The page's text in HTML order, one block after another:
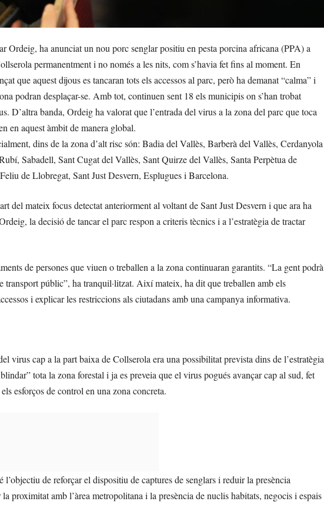
Ordeig, ha anunciat un nou porc senglar positiu en pesta porcina africana (PPA) a
permanentment i no només a les nits, com s’havia fet fins al moment. En
que aquest dijous es tancaran tots els accessos al parc, però ha demanat “calma” i
podran desplaçar-se. Amb tot, continuen sent 18 els municipis on s’han trobat
D’altra banda, Ordeig ha valorat que l’entrada del virus a la zona del parc que toca
en aquest àmbit de manera global.
dins de la zona d’alt risc són: Badia del Vallès, Barberà del Vallès, Cerdanyola
Sabadell, Sant Cugat del Vallès, Sant Quirze del Vallès, Santa Perpètua de
de Llobregat, Sant Just Desvern, Esplugues i Barcelona.
del mateix focus detectat anteriorment al voltant de Sant Just Desvern i que ara ha
la decisió de tancar el parc respon a criteris tècnics i a l’estratègia de tractar
de persones que viuen o treballen a la zona continuaran garantits. “La gent podrà
transport públic”, ha tranquil·litzat. Així mateix, ha dit que treballen amb els
i explicar les restriccions als ciutadans amb una campanya informativa.
virus cap a la part baixa de Collserola era una possibilitat prevista dins de l’estratègia
tota la zona forestal i ja es preveia que el virus pogués avançar cap al sud, fet
esforços de control en una zona concreta.
de reforçar el dispositiu de captures de senglars i reduir la presència
proximitat amb l’àrea metropolitana i la presència de nuclis habitats, negocis i espais